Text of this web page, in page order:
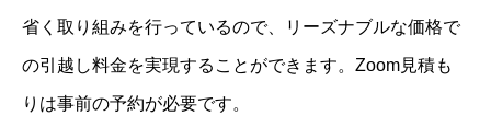
省く取り組みを行っているので、リーズナブルな価格で
の引越し料金を実現することができます。Zoom見積も
りは事前の予約が必要です。